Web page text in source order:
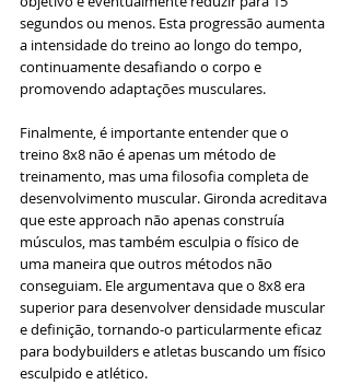
segundos ou menos. Esta progressão aumenta
a intensidade do treino ao longo do tempo,
continuamente desafiando o corpo e
promovendo adaptações musculares.
Finalmente, é importante entender que o
treino 8x8 não é apenas um método de
treinamento, mas uma filosofia completa de
desenvolvimento muscular. Gironda acreditava
que este approach não apenas construía
músculos, mas também esculpia o físico de
uma maneira que outros métodos não
conseguiam. Ele argumentava que o 8x8 era
superior para desenvolver densidade muscular
e definição, tornando-o particularmente eficaz
para bodybuilders e atletas buscando um físico
esculpido e atlético.